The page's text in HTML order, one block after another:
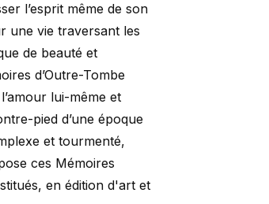
l’esprit même de son
une vie traversant les
de beauté et
d’Outre-Tombe
lui-même et
pied d’une époque
et tourmenté,
ces Mémoires
en édition d'art et